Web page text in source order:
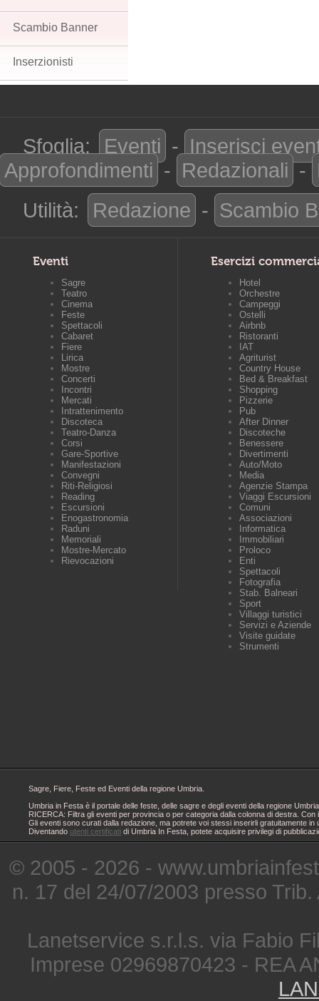
Scambio Banner
Inserzionisti
Sfoglia: Eventi - Inserisci
Approfondimenti - Redazionali -
Utilità:
Redazione - Scambio
Eventi
Sagre
Teatro
Cinema
Feste
Spettacoli
Cabaret
Fiere
Lirica
Mostre
Concerti
Incontri
Mercati
Intrattenimento
Discoteca
Teatro-Danza
Corsi
Gare-Sportive
Manifestazioni
Convegni
Riti-Religiosi
Reading
Escursioni
Enogastronomia
Raduni
Memoriali
Mostre-Mercato
Rievocazioni
Esercizi
Hotel
Orchestre
Campeggi
Ostelli
Airbnb
Ristoranti
IAT
Agriturist
Country House
Bed & Breakfast
Shopping
Pizzerie
Pub
After Dinner
Discoteche
Benessere
Divertimenti
Auto/Moto
Media
Agenzie Stampa
Viaggi Escursioni
Comuni
Associazioni
Informatica
Immobiliari
Proloco
Enti
Spettacoli
Fotografia
Stab. Balneari
Sport
Villaggi turistici
Servizi e Aziende
Visite guidate
Strumenti
Sagre, Fiere, Feste ed Eventi della regione Umbria.
Umbria in Festa è il portale delle feste, delle sagre e degli eventi della regione
RICERCA: Filtra gli eventi per provincia o per categoria dalla colonna di destra.
Gli eventi sono curati dalla redazione, ma potrete voi stessi inserirli gratuitamente
Diventando utenti certificati di Umbria In Festa, potete acquisire privilegi di
© 2005 - 2026 -
n. 17 del 24/07/2003 presso
Lanetservice s.r.l.s. via Fabio
Imprese 02969870423 - REA